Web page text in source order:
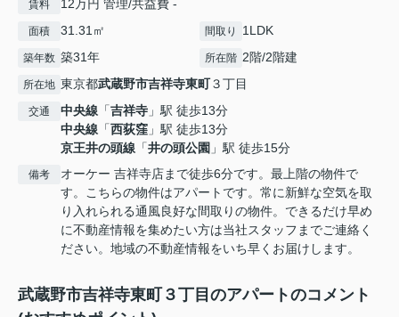
賃料 12万円 管理/共益費 -
面積 31.31㎡ 間取り 1LDK
築年数 築31年 所在階 2階/2階建
所在地 東京都武蔵野市吉祥寺東町３丁目
交通 中央線 「吉祥寺 」駅 徒歩13分
中央線 「西荻窪 」駅 徒歩13分
京王井の頭線 「井の頭公園 」駅 徒歩15分
備考
オーケー 吉祥寺店まで徒歩6分です。最上階の物件で
す。こちらの物件はアパートです。常に新鮮な空気を取
り入れられる通風良好な間取りの物件。できるだけ早め
に不動産情報を集めたい方は当社スタッフまでご連絡く
ださい。地域の不動産情報をいち早くお届けします。
武蔵野市吉祥寺東町３丁目のアパートのコメント